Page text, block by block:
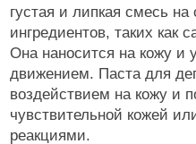
густая и липкая смесь на
ингредиентов, таких как
Она наносится на кожу и
движением. Паста для
воздействием на кожу и
чувствительной кожей
реакциями.